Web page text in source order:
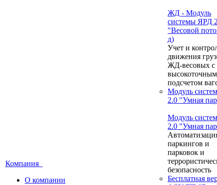
Компания
О компании
ЖД - Модуль
системы ЯРД
"Весовой
д)
Учет и
движения
ЖД-весовых с
высокоточным
подсчетом
Модуль
2.0 "Умная
Модуль
2.0 "Умная
паркингов и
парковок и
безопасность
Бесплатная